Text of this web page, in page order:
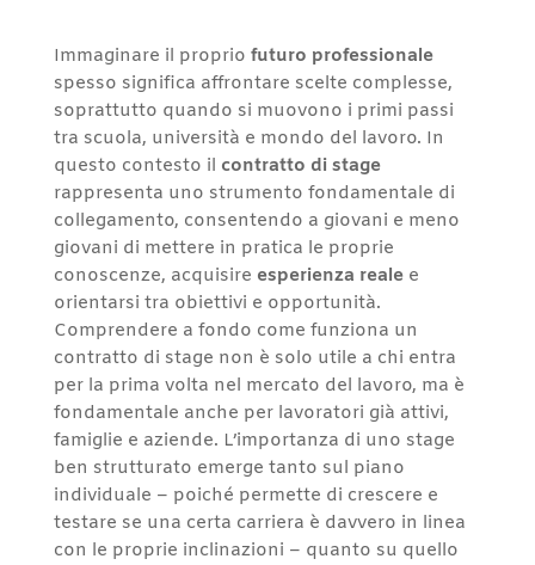
Immaginare il proprio futuro professionale
spesso significa affrontare scelte complesse,
soprattutto quando si muovono i primi passi
tra scuola, università e mondo del lavoro. In
questo contesto il contratto di stage
rappresenta uno strumento fondamentale di
collegamento, consentendo a giovani e meno
giovani di mettere in pratica le proprie
conoscenze, acquisire esperienza realee
orientarsi tra obiettivi e opportunità.
Comprendere a fondo come funziona un
contratto di stage non è solo utile a chi entra
per la prima volta nel mercato del lavoro, ma è
fondamentale anche per lavoratori già attivi,
famiglie e aziende. L’importanza di uno stage
ben strutturato emerge tanto sul piano
individuale – poiché permette di crescere e
testare se una certa carriera è davvero in linea
con le proprie inclinazioni – quanto su quello